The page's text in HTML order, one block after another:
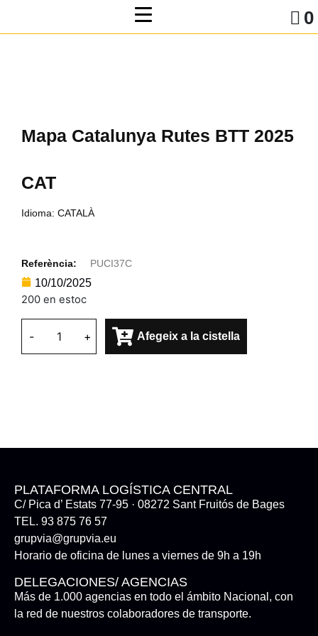
0
Mapa Catalunya Rutes BTT 2025
CAT
Idioma: CATALÀ
Referència: PUCI37C
10/10/2025
200 en estoc
- + Afegeix a la cistella
PLATAFORMA LOGÍSTICA CENTRAL
C/ Pica d’ Estats 77-95 · 08272 Sant Fruitós de Bages
TEL. 93 875 76 57
grupvia@grupvia.eu
Horario de oficina de lunes a viernes de 9h a 19h
DELEGACIONES/ AGENCIAS
Más de 1.000 agencias en todo el ámbito Nacional, con
la red de nuestros colaboradores de transporte.